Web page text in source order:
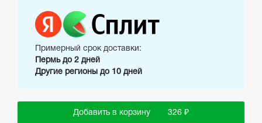
Примерный срок доставки:
Пермь до 2 дней
Другие регионы до 10 дней
Добавить в корзину 326 ₽